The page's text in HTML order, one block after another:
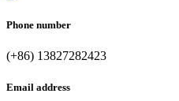
Phone number
(+86) 13827282423
Email address